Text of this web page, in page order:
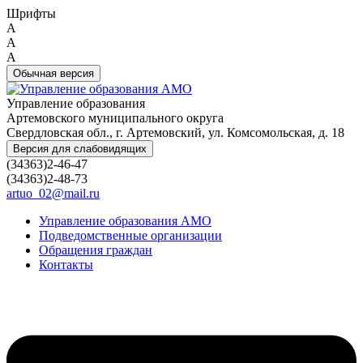
Шрифты
A
A
A
Обычная версия
Управление образования
Артемовского муниципального округа
Свердловская обл., г. Артемовский, ул. Комсомольская, д. 18
Версия для слабовидящих
(34363)2-46-47
(34363)2-48-73
artuo_02@mail.ru
Управление образования АМО
Подведомственные организации
Обращения граждан
Контакты